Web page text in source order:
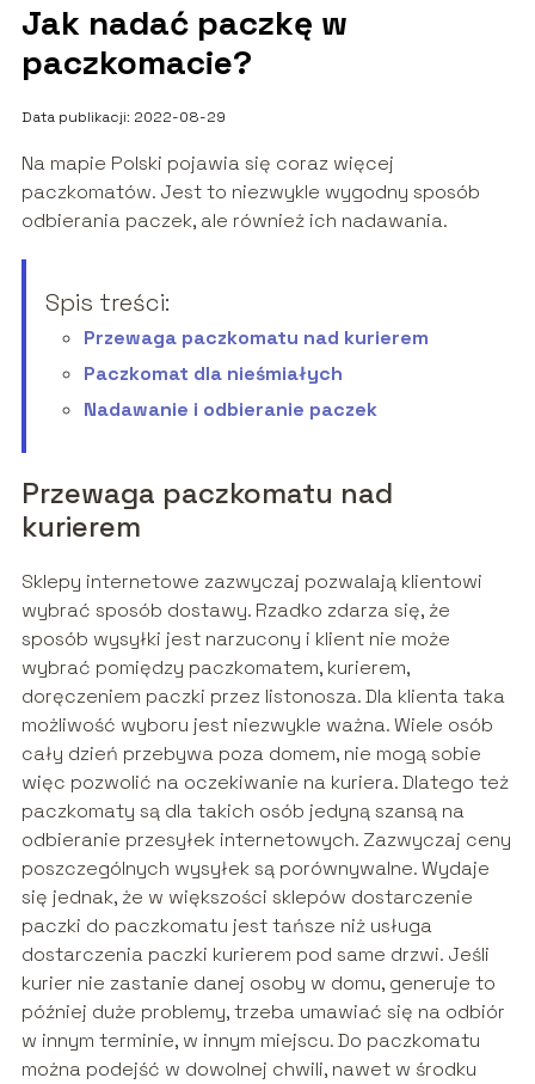
Jak nadać paczkę w
paczkomacie?
Data publikacji: 2022-08-29
Na mapie Polski pojawia się coraz więcej
paczkomatów. Jest to niezwykle wygodny sposób
odbierania paczek, ale również ich nadawania.
Spis treści:
Przewaga paczkomatu nad kurierem
Paczkomat dla nieśmiałych
Nadawanie i odbieranie paczek
Przewaga paczkomatu nad
kurierem
Sklepy internetowe zazwyczaj pozwalają klientowi
wybrać sposób dostawy. Rzadko zdarza się, że
sposób wysyłki jest narzucony i klient nie może
wybrać pomiędzy paczkomatem, kurierem,
doręczeniem paczki przez listonosza. Dla klienta taka
możliwość wyboru jest niezwykle ważna. Wiele osób
cały dzień przebywa poza domem, nie mogą sobie
więc pozwolić na oczekiwanie na kuriera. Dlatego też
paczkomaty są dla takich osób jedyną szansą na
odbieranie przesyłek internetowych. Zazwyczaj ceny
poszczególnych wysyłek są porównywalne. Wydaje
się jednak, że w większości sklepów dostarczenie
paczki do paczkomatu jest tańsze niż usługa
dostarczenia paczki kurierem pod same drzwi. Jeśli
kurier nie zastanie danej osoby w domu, generuje to
później duże problemy, trzeba umawiać się na odbiór
w innym terminie, w innym miejscu. Do paczkomatu
można podejść w dowolnej chwili, nawet w środku